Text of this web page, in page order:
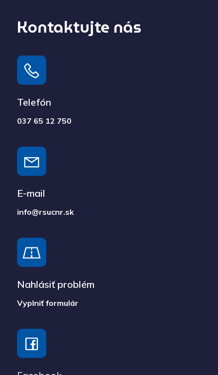
Kontaktujte nás
Telefón
037 65 12 750
E-mail
info@rsucnr.sk
Nahlásiť problém
Vyplniť formulár